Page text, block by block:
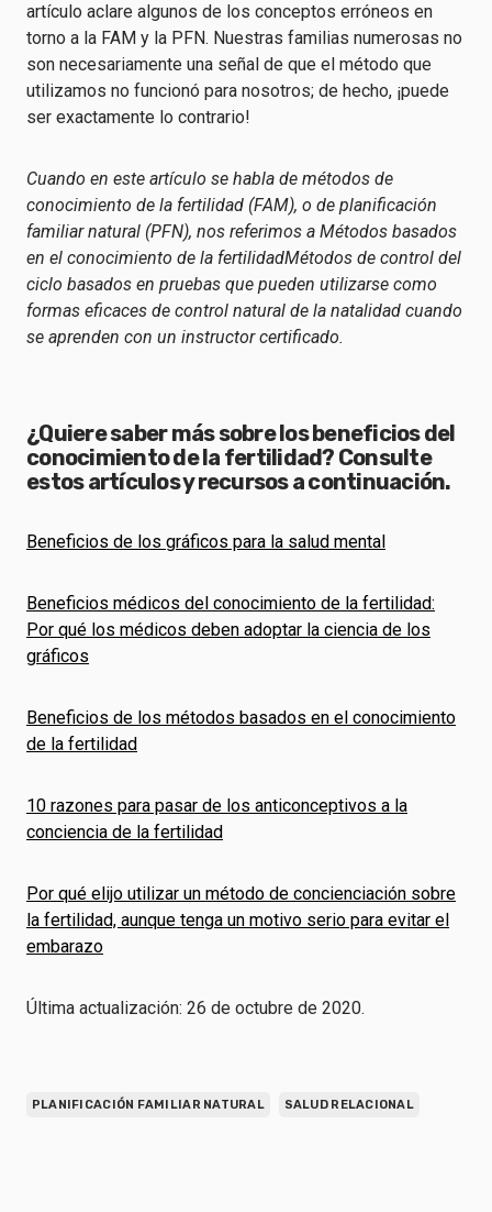
artículo aclare algunos de los conceptos erróneos en
torno a la FAM y la PFN. Nuestras familias numerosas no
son necesariamente una señal de que el método que
utilizamos no funcionó para nosotros; de hecho, ¡puede
ser exactamente lo contrario!
Cuando en este artículo se habla de métodos de
conocimiento de la fertilidad (FAM), o de planificación
familiar natural (PFN), nos referimos a Métodos basados
en el conocimiento de la fertilidadMétodos de control del
ciclo basados en pruebas que pueden utilizarse como
formas eficaces de control natural de la natalidad cuando
se aprenden con un instructor certificado.
¿Quiere saber más sobre los beneficios del
conocimiento de la fertilidad? Consulte
estos artículos y recursos a continuación.
Beneficios de los gráficos para la salud mental
Beneficios médicos del conocimiento de la fertilidad:
Por qué los médicos deben adoptar la ciencia de los
gráficos
Beneficios de los métodos basados en el conocimiento
de la fertilidad
10 razones para pasar de los anticonceptivos a la
conciencia de la fertilidad
Por qué elijo utilizar un método de concienciación sobre
la fertilidad, aunque tenga un motivo serio para evitar el
embarazo
Última actualización: 26 de octubre de 2020.
PLANIFICACIÓN FAMILIAR NATURAL SALUD RELACIONAL